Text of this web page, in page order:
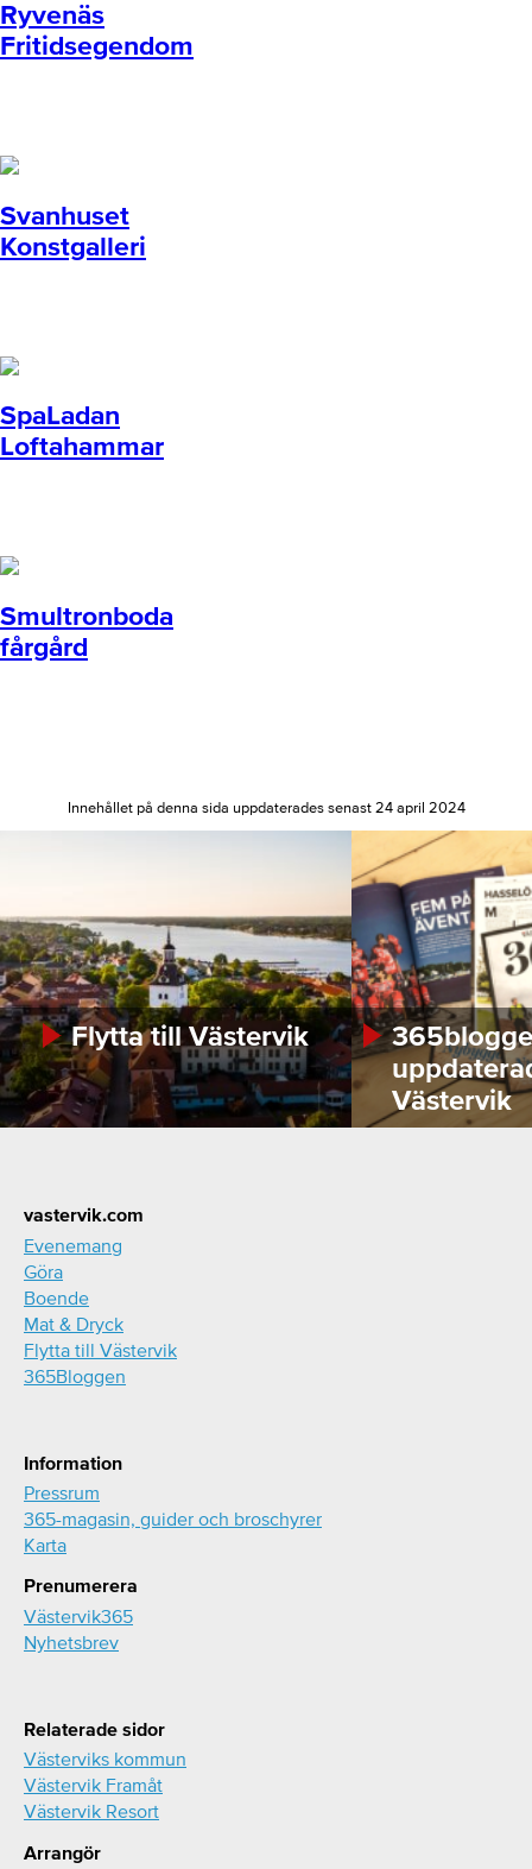
Ryvenäs
Fritidsegendom
Svanhuset
Konstgalleri
SpaLadan
Loftahammar
Smultronboda
fårgård
Innehållet på denna sida uppdaterades senast 24 april 2024
Flytta till Västervik
Västervik
Footer
vastervik.com
Evenemang
Göra
Boende
Mat & Dryck
Flytta till Västervik
365Bloggen
Information
Pressrum
365-magasin, guider och broschyrer
Karta
Prenumerera
Västervik365
Nyhetsbrev
Relaterade sidor
Västerviks kommun
Västervik Framåt
Västervik Resort
Arrangör